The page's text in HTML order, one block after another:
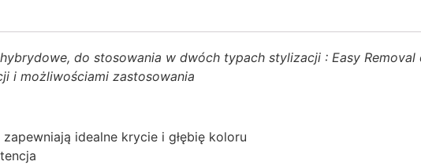
do stosowania w dwóch typach stylizacji : Easy
i możliwościami zastosowania
idealne krycie i głębię koloru